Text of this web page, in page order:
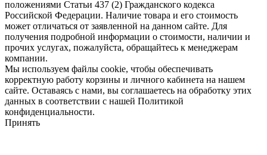
положениями Статьи 437 (2) Гражданского кодекса
Российской Федерации. Наличие товара и его стоимость
может отличаться от заявленной на данном сайте. Для
получения подробной информации о стоимости, наличии и
прочих услугах, пожалуйста, обращайтесь к менеджерам
компании.
Мы используем файлы cookie, чтобы обеспечивать
корректную работу корзины и личного кабинета на нашем
сайте. Оставаясь с нами, вы соглашаетесь на обработку этих
данных в соответствии с нашей Политикой
конфиденциальности.
Принять